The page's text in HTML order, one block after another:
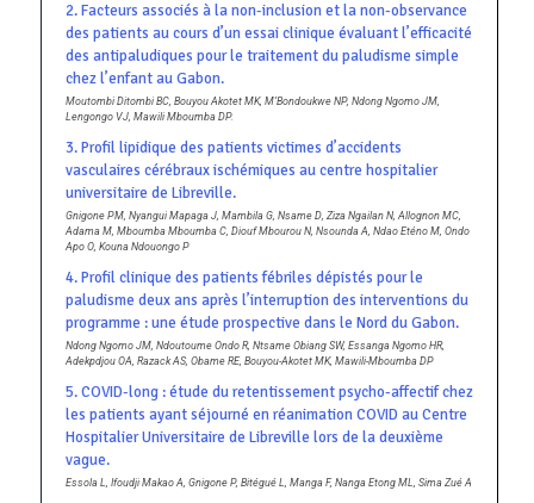
2. Facteurs associés à la non-inclusion et la non-observance
des patients au cours d’un essai clinique évaluant l’efficacité
des antipaludiques pour le traitement du paludisme simple
chez l’enfant au Gabon.
Moutombi Ditombi BC, Bouyou Akotet MK, M’Bondoukwe NP, Ndong Ngomo JM,
Lengongo VJ, Mawili Mboumba DP.
3. Profil lipidique des patients victimes d’accidents
vasculaires cérébraux ischémiques au centre hospitalier
universitaire de Libreville.
Gnigone PM, Nyangui Mapaga J, Mambila G, Nsame D, Ziza Ngailan N, Allognon MC,
Adama M, Mboumba Mboumba C, Diouf Mbourou N, Nsounda A, Ndao Eténo M, Ondo
Apo O, Kouna Ndouongo P
4. Profil clinique des patients fébriles dépistés pour le
paludisme deux ans après l’interruption des interventions du
programme : une étude prospective dans le Nord du Gabon.
Ndong Ngomo JM, Ndoutoume Ondo R, Ntsame Obiang SW, Essanga Ngomo HR,
Adekpdjou OA, Razack AS, Obame RE, Bouyou-Akotet MK, Mawili-Mboumba DP
5. COVID-long : étude du retentissement psycho-affectif chez
les patients ayant séjourné en réanimation COVID au Centre
Hospitalier Universitaire de Libreville lors de la deuxième
vague.
Essola L, Ifoudji Makao A, Gnigone P, Bitégué L, Manga F, Nanga Etong ML, Sima Zué A